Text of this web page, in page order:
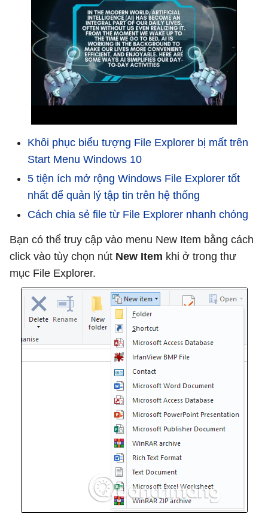
Khôi phục biểu tượng File Explorer bị mất trên
Start Menu Windows 10
5 tiện ích mở rộng Windows File Explorer tốt
nhất để quản lý tập tin trên hệ thống
Cách chia sẻ file từ File Explorer nhanh chóng
Bạn có thể truy cập vào menu New Item bằng cách
click vào tùy chọn nút New Item khi ở trong thư
mục File Explorer.